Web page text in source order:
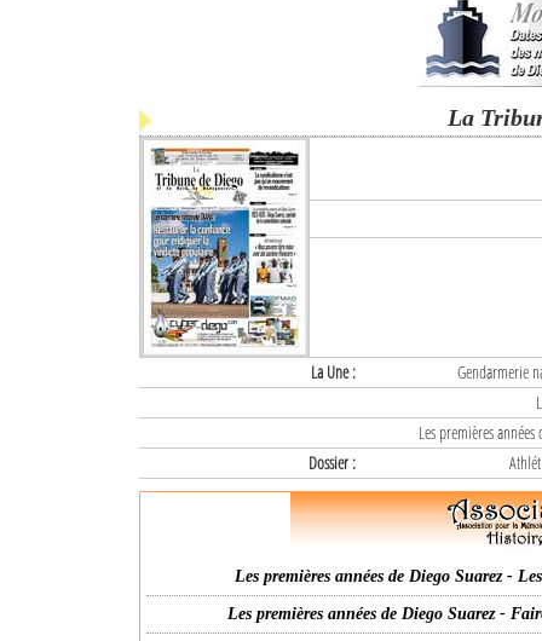
La
La Une :
Gendarmerie
Les premières
Dossier :
Les premières années de Diego Suarez -
Les premières années de Diego Suarez -